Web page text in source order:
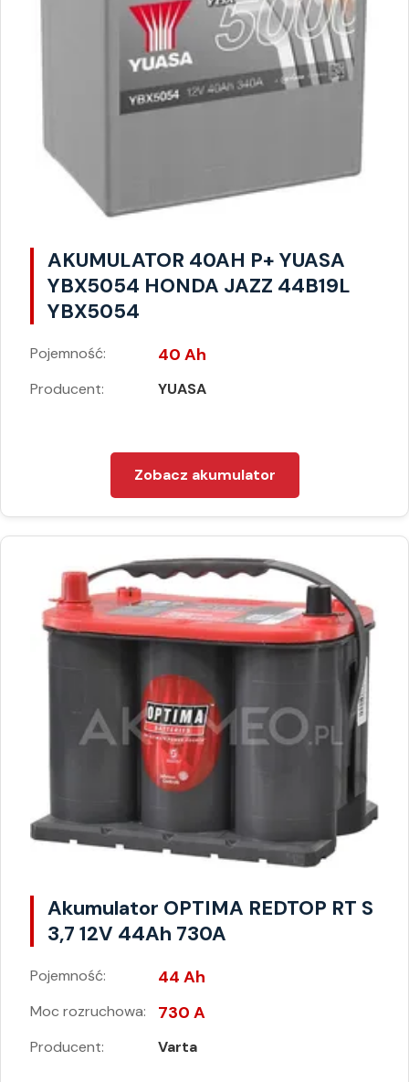
AKUMULATOR 40AH P+ YUASA
YBX5054 HONDA JAZZ 44B19L
YBX5054
Pojemność: 40 Ah
Producent: YUASA
Zobacz akumulator
Akumulator OPTIMA REDTOP RT S
3,7 12V 44Ah 730A
Pojemność: 44 Ah
Moc rozruchowa: 730 A
Producent: Varta